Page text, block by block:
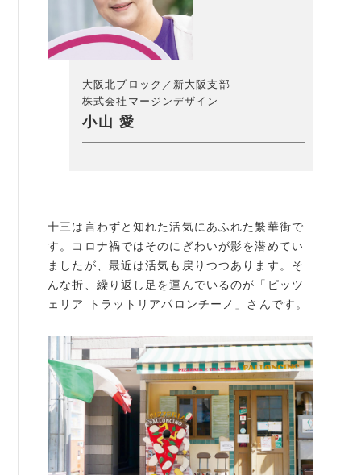
入会案内
入会案内
よくある質問
事務局
事務局のご案内
コンテンツ
コラム
大阪北ブロック／新大阪支部
株式会社マージンデザイン
小山 愛
十三は言わずと知れた活気にあふれた繁華街で
す。コロナ禍ではそのにぎわいが影を潜めてい
ましたが、最近は活気も戻りつつあります。そ
んな折、繰り返し足を運んでいるのが「ピッツ
ェリア トラットリアパロンチーノ」さんです。